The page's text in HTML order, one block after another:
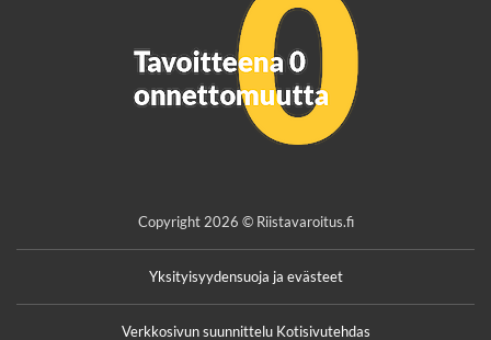
Copyright 2026 © Riistavaroitus.fi
Yksityisyydensuoja ja evästeet
Verkkosivun suunnittelu Kotisivutehdas